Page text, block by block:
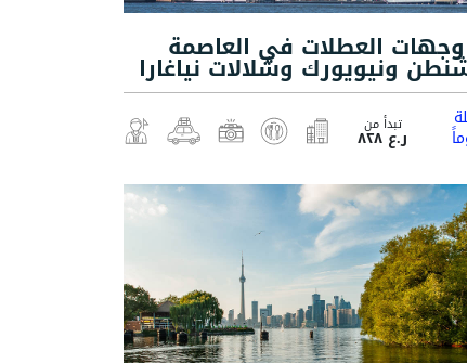
وجهات العطلات في العاصمة
ونيويورك وشلالات نياغارا
تبدأ من
ر.ع ٨٢٨